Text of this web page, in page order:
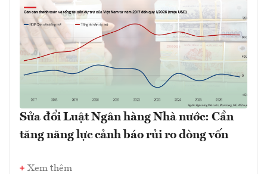
Sửa đổi Luật Ngân hàng Nhà nước: Cần
tăng năng lực cảnh báo rủi ro dòng vốn
Xem thêm